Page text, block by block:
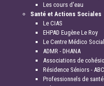
Les cours d'eau
Santé et Actions Sociales
Le CIAS
EHPAD Eugène Le Roy
Le Centre Médico
ADMR - DHANA
Associations de
Résidence Séniors -
Professionnels de santé